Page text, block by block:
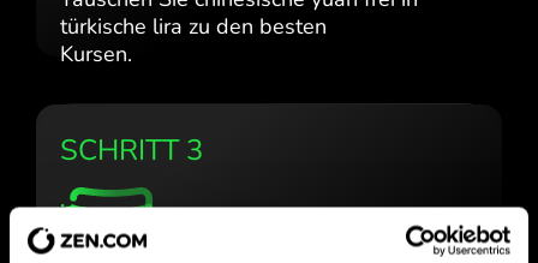
türkische lira zu den besten
Kursen.
SCHRITT 3